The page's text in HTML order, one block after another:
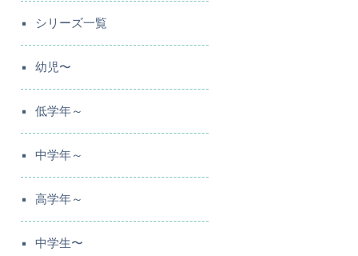
シリーズ一覧
幼児〜
低学年～
中学年～
高学年～
中学生〜